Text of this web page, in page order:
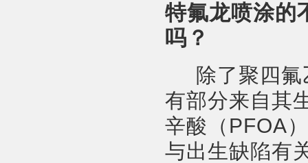
特氟龙喷涂的
吗？
除了聚四氟
有部分来自其
辛酸（PFOA
与出生缺陷有